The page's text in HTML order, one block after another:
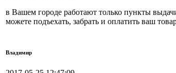
в Вашем городе работают только пункты
можете подъехать, забрать и оплатить ваш
Владимир